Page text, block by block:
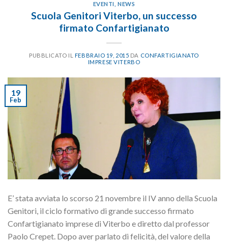
EVENTI ,NEWS
Scuola Genitori Viterbo, un successo
firmato Confartigianato
PUBBLICATO IL FEBBRAIO 19, 2015 DA CONFARTIGIANATO
IMPRESE VITERBO
19
Feb
E’ stata avviata lo scorso 21 novembre il IV anno della Scuola
Genitori, il ciclo formativo di grande successo firmato
Confartigianato imprese di Viterbo e diretto dal professor
Paolo Crepet. Dopo aver parlato di felicità, del valore della